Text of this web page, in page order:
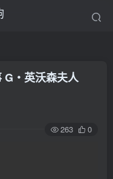
G‧英沃森夫人
263 0